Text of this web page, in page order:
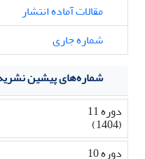
مقالات آماده انتشار
شماره جاری
شماره‌های پیشین
دوره 11
(1404)
دوره 10